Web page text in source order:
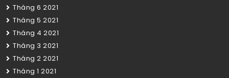
Tháng 6 2021
Tháng 5 2021
Tháng 4 2021
Tháng 3 2021
Tháng 2 2021
Tháng 1 2021